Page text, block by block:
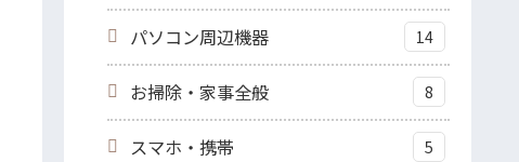
パソコン周辺機器 14
お掃除・家事全般 8
スマホ・携帯 5